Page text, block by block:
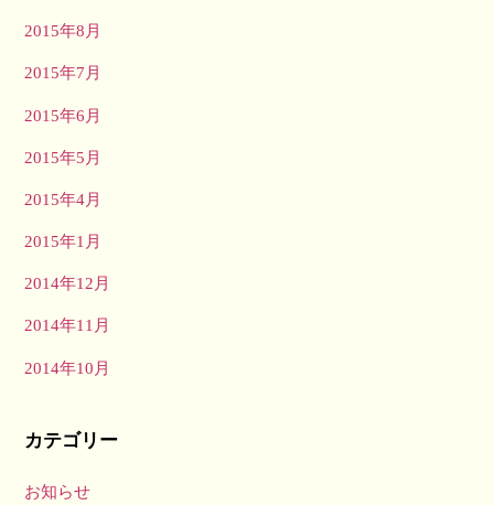
2015年8月
2015年7月
2015年6月
2015年5月
2015年4月
2015年1月
2014年12月
2014年11月
2014年10月
カテゴリー
お知らせ